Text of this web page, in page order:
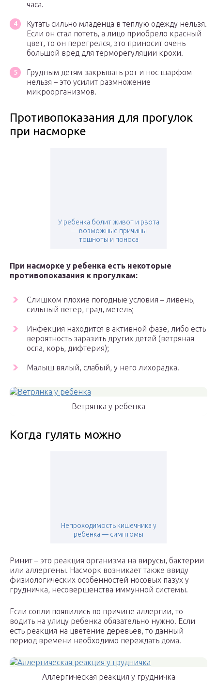
часа.
Кутать сильно младенца в теплую одежду нельзя.
Если он стал потеть, а лицо приобрело красный
цвет, то он перегрелся, это приносит очень
большой вред для терморегуляции крохи.
Грудным детям закрывать рот и нос шарфом
нельзя – это усилит размножение
микроорганизмов.
Противопоказания для прогулок
при насморке
У ребенка болит живот и рвота
— возможные причины
тошноты и поноса
При насморке у ребенка есть некоторые
противопоказания к прогулкам:
Слишком плохие погодные условия – ливень,
сильный ветер, град, метель;
Инфекция находится в активной фазе, либо есть
вероятность заразить других детей (ветряная
оспа, корь, дифтерия);
Малыш вялый, слабый, у него лихорадка.
Ветрянка у ребенка
Когда гулять можно
Непроходимость кишечника у
ребенка — симптомы
Ринит – это реакция организма на вирусы, бактерии
или аллергены. Насморк возникает также ввиду
физиологических особенностей носовых пазух у
грудничка, несовершенства иммунной системы.
Если сопли появились по причине аллергии, то
водить на улицу ребенка обязательно нужно. Если
есть реакция на цветение деревьев, то данный
период времени необходимо переждать дома.
Аллергическая реакция у грудничка